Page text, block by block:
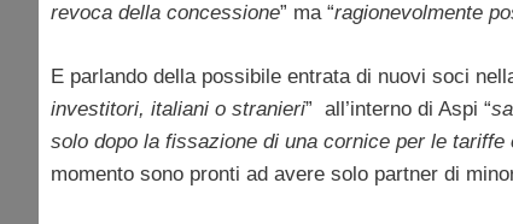
revoca della concessione” ma “ragionevolmente
E parlando della possibile entrata di nuovi soci
investitori, italiani o stranieri” all’interno di Aspi “
solo dopo la fissazione di una cornice per le tariffe
momento sono pronti ad avere solo partner di